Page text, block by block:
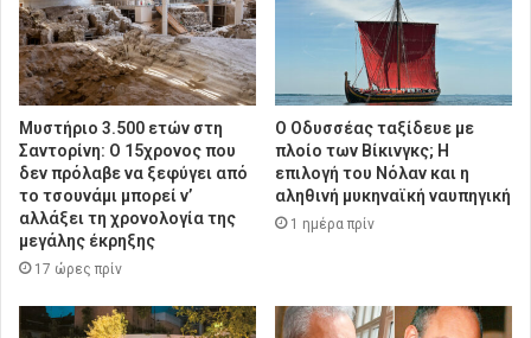
Μυστήριο 3.500 ετών στη
Σαντορίνη: Ο 15χρονος που
δεν πρόλαβε να ξεφύγει από
το τσουνάμι μπορεί ν’
αλλάξει τη χρονολογία της
μεγάλης έκρηξης
17 ώρες πρίν
Ο Οδυσσέας ταξίδευε με
πλοίο των Βίκινγκς; Η
επιλογή του Νόλαν και η
αληθινή μυκηναϊκή ναυπηγική
1 ημέρα πρίν